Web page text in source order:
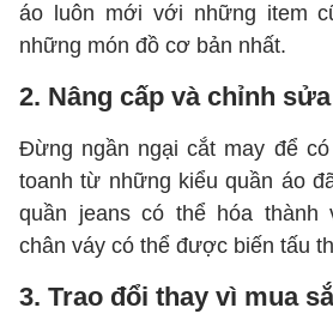
áo luôn mới với những item
những món đồ cơ bản nhất.
2. Nâng cấp và chỉnh
Đừng ngần ngại cắt may để
toanh từ những kiểu quần áo
quần jeans có thể hóa thành
chân váy có thể được biến tấu
3. Trao đổi thay vì mua